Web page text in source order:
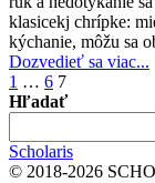
klasicekj chrípke:
kýchanie, môžu sa
Dozvedieť sa viac...
Stránkovanie
príspevkov
1 … 6 7
Hľadať
Scholaris
© 2018-2026